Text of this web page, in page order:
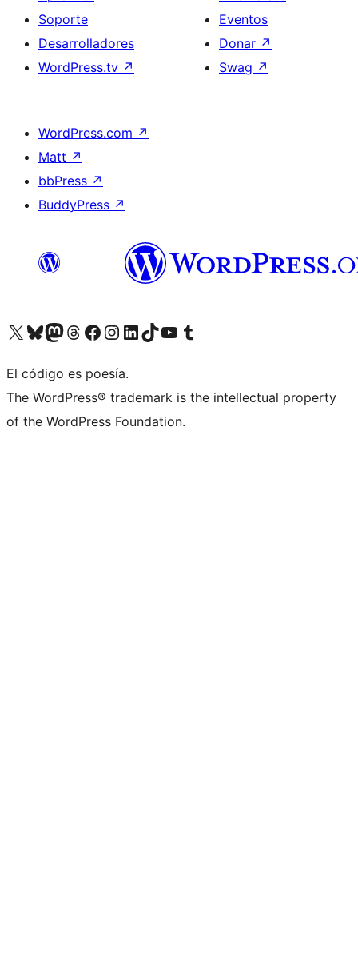
Soporte
Desarrolladores
WordPress.tv ↗
Eventos
Donar ↗
Swag ↗
WordPress.com ↗
Matt ↗
bbPress ↗
BuddyPress ↗
Visita nuestra cuenta de X (anteriormente Twitter)
Visita nuestra cuenta de Bluesky
Visita nuestra cuenta de Mastodon
Visita nuestra cuenta de Threads
Visita nuestra página de Facebook
Visita nuestra cuenta de Instagram
Visita nuestra cuenta de LinkedIn
Visita nuestra cuenta de TikTok
Visita nuestro canal de YouTube
Visita nuestra cuenta de Tumblr
El código es poesía.
The WordPress® trademark is the intellectual property
of the WordPress Foundation.